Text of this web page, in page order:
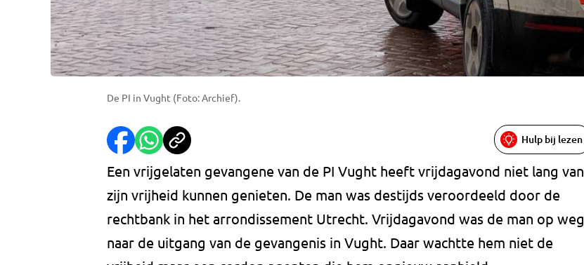
De PI in Vught (Foto: Archief).
Hulp bij lezen
Een vrijgelaten gevangene van de PI Vught heeft vrijdagavond niet lang van
zijn vrijheid kunnen genieten. De man was destijds veroordeeld door de
rechtbank in het arrondissement Utrecht. Vrijdagavond was de man op weg
naar de uitgang van de gevangenis in Vught. Daar wachtte hem niet de